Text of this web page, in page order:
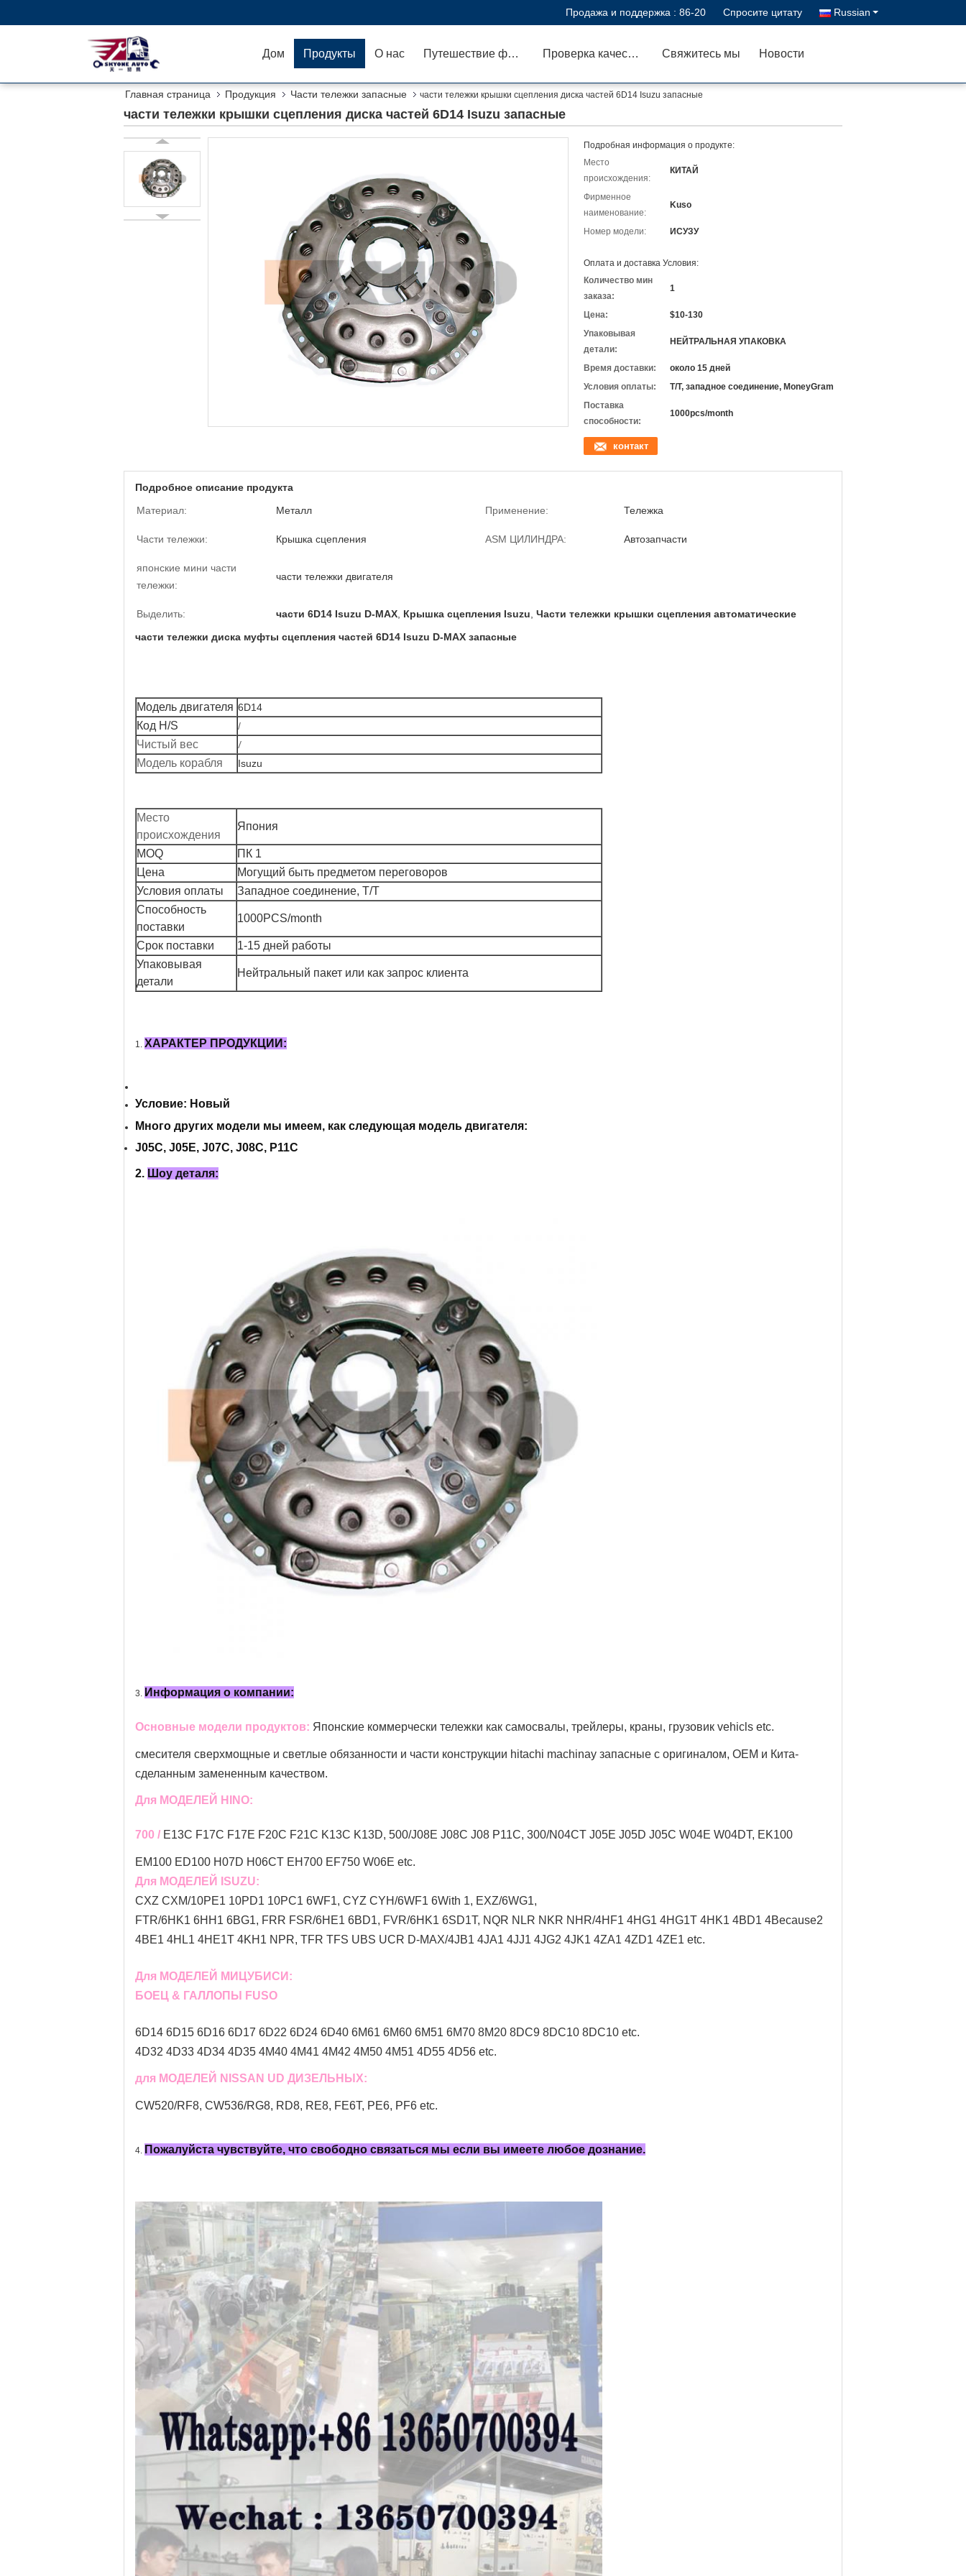
Продажа и поддержка : 86-20 Спросите цитату Russian
Дом Продукты О нас Путешествие фабрики Проверка качества Свяжитесь мы Новости
Главная страница Продукция Части тележки запасные части тележки крышки сцепления диска частей 6D14 Isuzu запасные
части тележки крышки сцепления диска частей 6D14 Isuzu запасные
Подробная информация о продукте:
Место
происхождения:
КИТАЙ
Фирменное
наименование:
Kuso
Номер модели: ИСУЗУ
Оплата и доставка Условия:
Количество мин
заказа:
1
Цена:
$10-130
Упаковывая
детали:
НЕЙТРАЛЬНАЯ УПАКОВКА
Время доставки:
около 15 дней
Условия оплаты:
T/T, западное соединение, MoneyGram
Поставка
способности:
1000pcs/month
контакт
Подробное описание продукта
Материал:
Металл Применение: Тележка
Части тележки: Крышка сцепления ASM ЦИЛИНДРА: Автозапчасти
японские мини части
тележки:
части тележки двигателя
Выделить: части 6D14 Isuzu D-MAX Крышка сцепления Isuzu Части тележки крышки сцепления автоматические
части тележки диска муфты сцепления частей 6D14 Isuzu D-MAX запасные
Модель двигателя 6D14
Код H/S /
Чистый вес /
Модель корабля Isuzu
Место
происхождения
Япония
MOQ
ПК 1
Цена
Могущий быть предметом переговоров
Условия оплаты
Западное соединение, T/T
Способность
поставки
1000PCS/month
Срок поставки
1-15 дней работы
Упаковывая
детали
Нейтральный пакет или как запрос клиента
1. ХАРАКТЕР ПРОДУКЦИИ:
Условие: Новый
Много других модели мы имеем, как следующая модель двигателя:
J05C, J05E, J07C, J08C, P11C
2. Шоу деталя:
3. Информация о компании:
Основные модели продуктов: Японские коммерчески тележки как самосвалы, трейлеры, краны, грузовик vehicls etc.
смесителя сверхмощные и светлые обязанности и части конструкции hitachi machinay запасные с оригиналом, OEM и Кита-
сделанным замененным качеством.
Для МОДЕЛЕЙ HINO:
700 / E13C F17C F17E F20C F21C K13C K13D, 500/J08E J08C J08 P11C, 300/N04CT J05E J05D J05C W04E W04DT, EK100
EM100 ED100 H07D H06CT EH700 EF750 W06E etc.
Для МОДЕЛЕЙ ISUZU:
CXZ CXM/10PE1 10PD1 10PC1 6WF1, CYZ CYH/6WF1 6With 1, EXZ/6WG1,
FTR/6HK1 6HH1 6BG1, FRR FSR/6HE1 6BD1, FVR/6HK1 6SD1T, NQR NLR NKR NHR/4HF1 4HG1 4HG1T 4HK1 4BD1 4Because2
4BE1 4HL1 4HE1T 4KH1 NPR, TFR TFS UBS UCR D-MAX/4JB1 4JA1 4JJ1 4JG2 4JK1 4ZA1 4ZD1 4ZE1 etc.
Для МОДЕЛЕЙ МИЦУБИСИ:
БОЕЦ & ГАЛЛОПЫ FUSO
6D14 6D15 6D16 6D17 6D22 6D24 6D40 6M61 6M60 6M51 6M70 8M20 8DC9 8DC10 8DC10 etc.
4D32 4D33 4D34 4D35 4M40 4M41 4M42 4M50 4M51 4D55 4D56 etc.
для МОДЕЛЕЙ NISSAN UD ДИЗЕЛЬНЫХ:
CW520/RF8, CW536/RG8, RD8, RE8, FE6T, PE6, PF6 etc.
4. Пожалуйста чувствуйте, что свободно связаться мы если вы имеете любое дознание.